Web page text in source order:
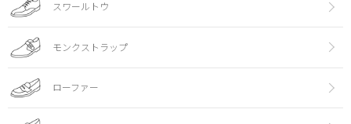
スワールトウ
モンクストラップ
ローファー